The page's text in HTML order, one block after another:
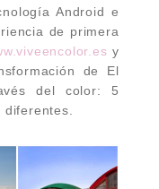
Android e
de primera
y
de El
del color: 5